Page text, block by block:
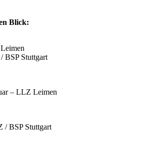
Blick:
BSP Stuttgart
– LLZ Leimen
/ BSP Stuttgart